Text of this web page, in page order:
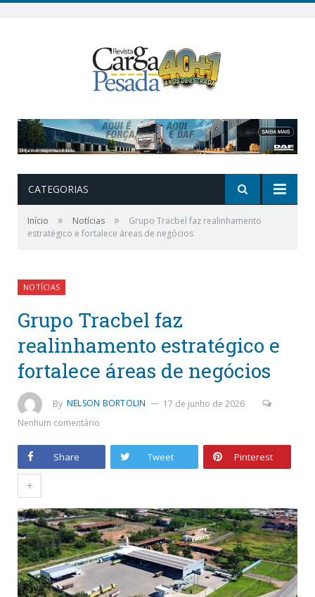
CATEGORIAS
Início » Notícias »
Grupo Tracbel faz realinhamento
estratégico e fortalece áreas de negócios
NOTÍCIAS
Grupo Tracbel faz
realinhamento estratégico e
fortalece áreas de negócios
By NELSON BORTOLIN
17 de junho de 2026
Nenhum comentário
Share Tweet Pinterest
+